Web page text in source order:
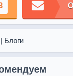
Блоги